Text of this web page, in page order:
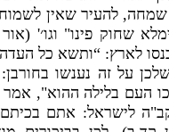
שמחה,להעיר שאין
שחוק פינו" וגו׳' (
לארץ: “ותשא כל העדה
על זה נענשו בחורבן
העם בלילה ההוא", אמר
"ה לישראל: אתם